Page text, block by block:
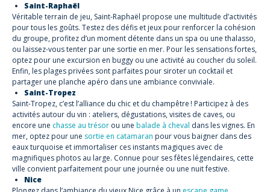
Saint-Raphaël
Véritable terrain de jeu, Saint-Raphaël propose une multitude d’activités
pour tous les goûts. Testez des défis et jeux pour renforcer la cohésion
du groupe, profitez d’un moment détente dans un spa ou une thalasso,
ou laissez-vous tenter par une sortie en mer. Pour les sensations fortes,
optez pour une excursion en buggy ou une activité au coucher du soleil.
Enfin, les plages privées sont parfaites pour siroter un cocktail et
partager une planche apéro dans une ambiance conviviale.
Saint-Tropez
Saint-Tropez, c’est l’alliance du chic et du champêtre ! Participez à des
activités autour du vin : ateliers, dégustations, visites de caves, ou
encore une chasse au trésor ou une balade à cheval dans les vignes. En
mer, optez pour une sortie en catamaran pour vous baigner dans des
eaux turquoise et immortaliser ces instants magiques avec de
magnifiques photos au large. Connue pour ses fêtes légendaires, cette
ville convient parfaitement pour une journée ou une nuit festive.
Nice